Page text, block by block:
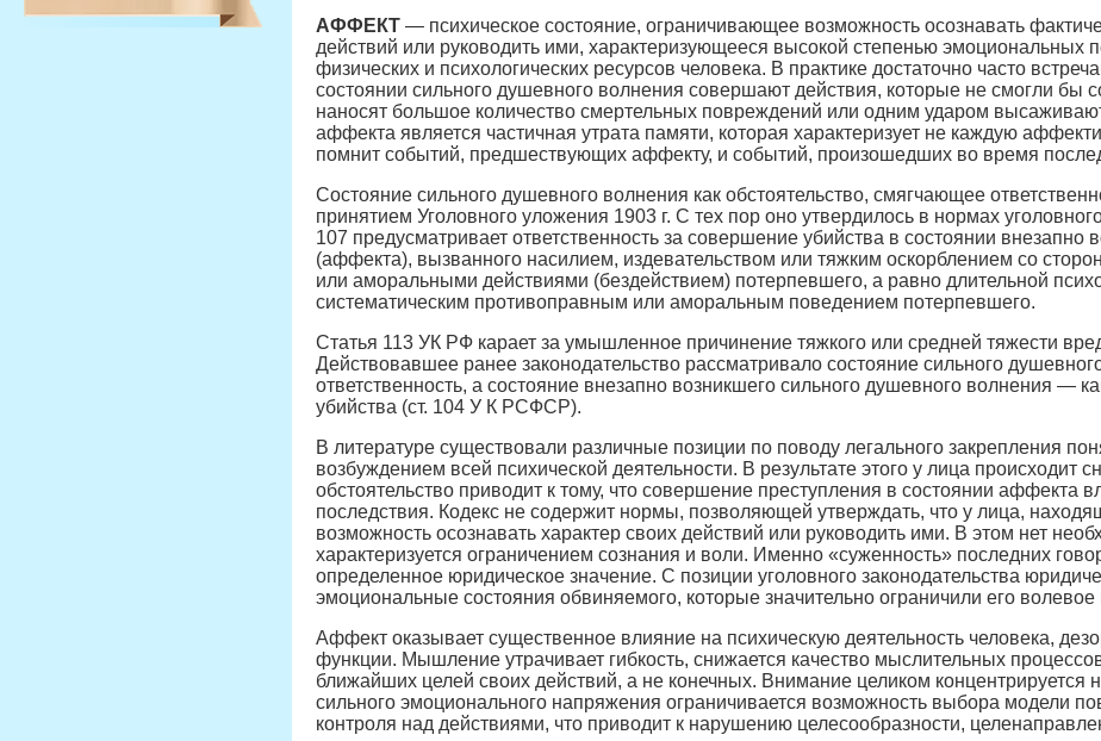
АФФЕКТ — психическое состояние, ограничивающее возможность осознавать
действий или руководить ими, характеризующееся высокой степенью эмоциональных
физических и психологических ресурсов человека. В практике достаточно часто
состоянии сильного душевного волнения совершают действия, которые не смогли бы
наносят большое количество смертельных повреждений или одним ударом
аффекта является частичная утрата памяти, которая характеризует не каждую
помнит событий, предшествующих аффекту, и событий, произошедших во время
Состояние сильного душевного волнения как обстоятельство, смягчающее
принятием Уголовного уложения 1903 г. С тех пор оно утвердилось в нормах
107 предусматривает ответственность за совершение убийства в состоянии внезапно
(аффекта), вызванного насилием, издевательством или тяжким оскорблением со
или аморальными действиями (бездействием) потерпевшего, а равно длительной
систематическим противоправным или аморальным поведением потерпевшего.
Статья 113 УК РФ карает за умышленное причинение тяжкого или средней тяжести
Действовавшее ранее законодательство рассматривало состояние сильного
ответственность, а состояние внезапно возникшего сильного душевного волнения —
убийства (ст. 104 У К РСФСР).
В литературе существовали различные позиции по поводу легального закрепления
возбуждением всей психической деятельности. В результате этого у лица
обстоятельство приводит к тому, что совершение преступления в состоянии аффекта
последствия. Кодекс не содержит нормы, позволяющей утверждать, что у лица,
возможность осознавать характер своих действий или руководить ими. В этом нет
характеризуется ограничением сознания и воли. Именно «суженность» последних
определенное юридическое значение. С позиции уголовного законодательства
эмоциональные состояния обвиняемого, которые значительно ограничили его
Аффект оказывает существенное влияние на психическую деятельность человека,
функции. Мышление утрачивает гибкость, снижается качество мыслительных
ближайших целей своих действий, а не конечных. Внимание целиком концентрируется
сильного эмоционального напряжения ограничивается возможность выбора модели
контроля над действиями, что приводит к нарушению целесообразности,